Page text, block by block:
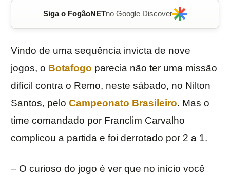
Siga o FogãoNETno Google Discover
Vindo de uma sequência invicta de nove
jogos, o Botafogo parecia não ter uma missão
difícil contra o Remo, neste sábado, no Nilton
Santos, pelo Campeonato Brasileiro. Mas o
time comandado por Franclim Carvalho
complicou a partida e foi derrotado por 2 a 1.
– O curioso do jogo é ver que no início você